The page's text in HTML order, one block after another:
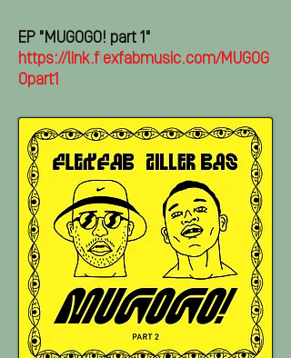
EP "MUGOGO! part 1"
https://link.flexfabmusic.com/MUGOG
Opart1